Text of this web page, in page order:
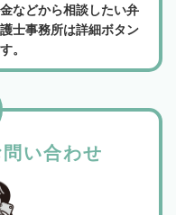
などから相談したい弁
士事務所は詳細ボタン
。
い合わせ